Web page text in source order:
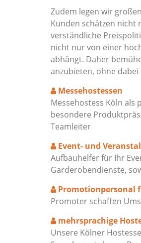
Zudem legen wir
Kunden schätzen nicht
verständliche
nicht nur von einer
abhängt. Daher
anzubieten, ohne
Messehostessen
Messehostess Köln
besondere
Teamleiter
Event- und
Aufbauhelfer für Ihr
Garderobendienste,
Promotionpersonal
Promoter schaffen
mehrsprachige
Unsere Kölner